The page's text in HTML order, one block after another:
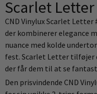
Scarlet Letter
CND Vinylux Scarlet
der kombinerer elegance
nuance med kolde
fest. Scarlet Letter tilføjer
der får dem til at se
Den prisvindende CND